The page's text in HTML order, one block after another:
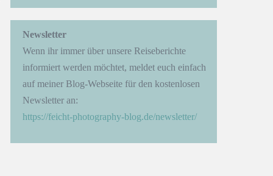
Newsletter
Wenn ihr immer über unsere Reiseberichte
informiert werden möchtet, meldet euch einfach
auf meiner Blog-Webseite für den kostenlosen
Newsletter an:
https://feicht-photography-blog.de/newsletter/